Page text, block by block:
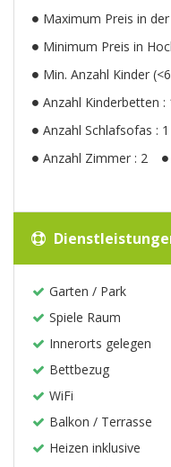
Maximum Preis in
Minimum Preis in
Min. Anzahl Kinder
Anzahl Kinderbetten :
Anzahl Schlafsofas : 1
Anzahl Zimmer : 2
Garten / Park
Spiele Raum
Innerorts gelegen
Bettbezug
WiFi
Balkon / Terrasse
Heizen inklusive